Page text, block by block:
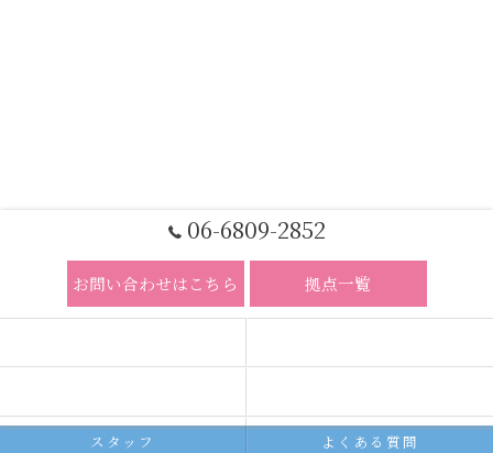
06-6809-2852
お問い合わせはこちら 拠点一覧
スタッフ よくある質問